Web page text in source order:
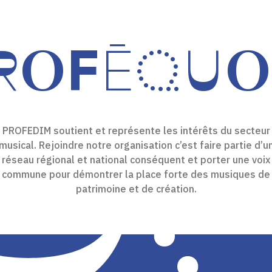
PROFEDIM soutient et représente les intérêts du secteur
Rejoindre notre organisation c’est faire partie
réseau régional et national conséquent et porter une voix
commune pour démontrer la place forte des musiques de
patrimoine et de création.